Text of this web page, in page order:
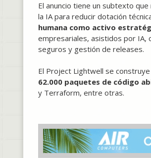
El anuncio tiene un subtexto
la IA para reducir dotación
humana como activo
empresariales, asistidos por IA,
seguros y gestión de releases.
El Project Lightwell se
62.000 paquetes de código
y Terraform, entre otras.